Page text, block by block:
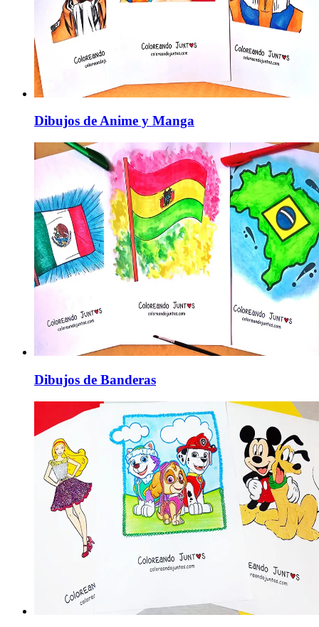
Dibujos de Anime y Manga
Dibujos de Banderas